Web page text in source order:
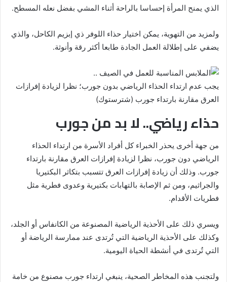
الذي يمنح المرأة إحساسا بالراحة أثناء المشي بفضل نعله المسطح.
ولمزيد من التهوية، يمكن اختيار حذاء اللوفر ذي إبزيم الكاحل، والذي
يضفي على إطلالة العمل الجادة طابعا أكثر رقة وأنوثة.
يجب عدم ارتداء الحذاء الرياضي بدون جورب؛ نظرا لزيادة إفرازات
العرق مقارنة بارتداء جورب (شترستوك)
حذاء رياضي.. لا بد من جورب
من جهة أخرى يحذر الخبراء كل أفراد الأسرة من ارتداء الحذاء
الرياضي دون جورب، نظرا لزيادة إفرازات العرق مقارنة بارتداء
جورب. وذلك أن زيادة إفرازات العرق تتسبب بتكاثر البكتيريا
والجراثيم، ومن ثم الإصابة بالتهابات بكتيرية وعدوى فطرية مثل
فطريات الأقدام.
ويسري ذلك على الأحذية الرياضية المصنوعة من الكانفاس أو الجلد،
وكذلك على الأحذية الرياضية التي تُرتدى عند ممارسة الرياضة أو
التي تُرتدى في أنشطة الحياة اليومية.
ولتجنب هذه المخاطر الصحية، ينبغي ارتداء جورب مصنوع من خامة